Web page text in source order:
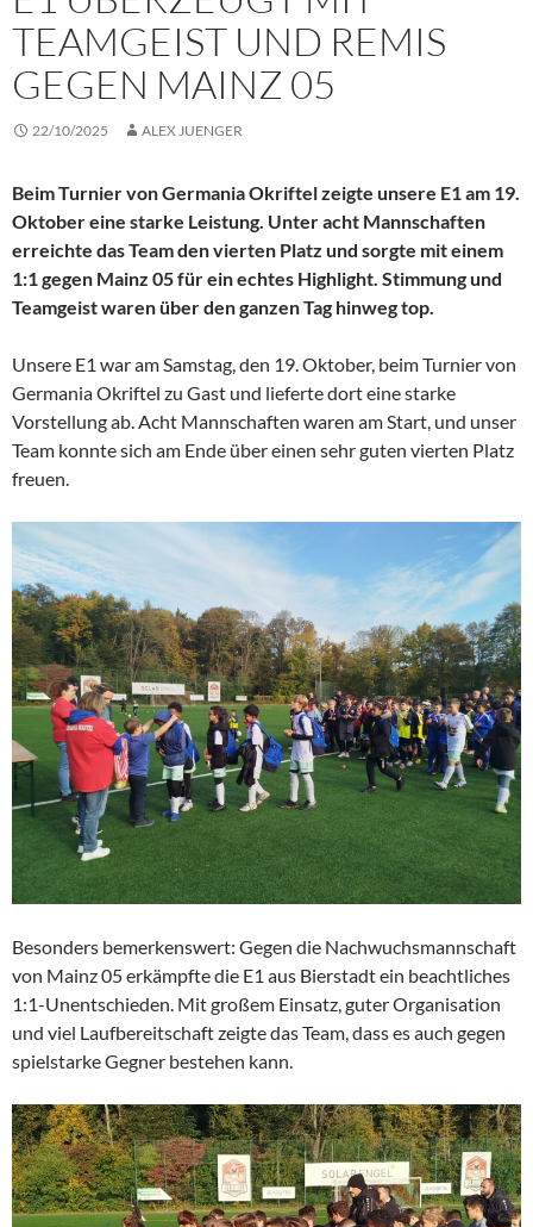
TEAMGEIST UND REMIS
GEGEN MAINZ 05
22/10/2025 ALEX JUENGER
Beim Turnier von Germania Okriftel zeigte unsere E1 am 19.
Oktober eine starke Leistung. Unter acht Mannschaften
erreichte das Team den vierten Platz und sorgte mit einem
1:1 gegen Mainz 05 für ein echtes Highlight. Stimmung und
Teamgeist waren über den ganzen Tag hinweg top.
Unsere E1 war am Samstag, den 19. Oktober, beim Turnier von
Germania Okriftel zu Gast und lieferte dort eine starke
Vorstellung ab. Acht Mannschaften waren am Start, und unser
Team konnte sich am Ende über einen sehr guten vierten Platz
freuen.
Besonders bemerkenswert: Gegen die Nachwuchsmannschaft
von Mainz 05 erkämpfte die E1 aus Bierstadt ein beachtliches
1:1-Unentschieden. Mit großem Einsatz, guter Organisation
und viel Laufbereitschaft zeigte das Team, dass es auch gegen
spielstarke Gegner bestehen kann.